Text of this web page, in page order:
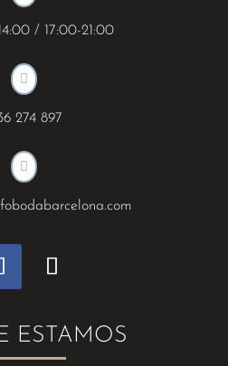
/ 17:00-21:00

274 897

ESTAMOS